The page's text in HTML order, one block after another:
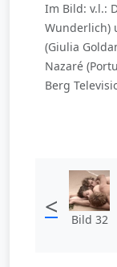
Im Bild: v.l.:
Wunderlich)
(Giulia
Nazaré
Berg
< Bild 32